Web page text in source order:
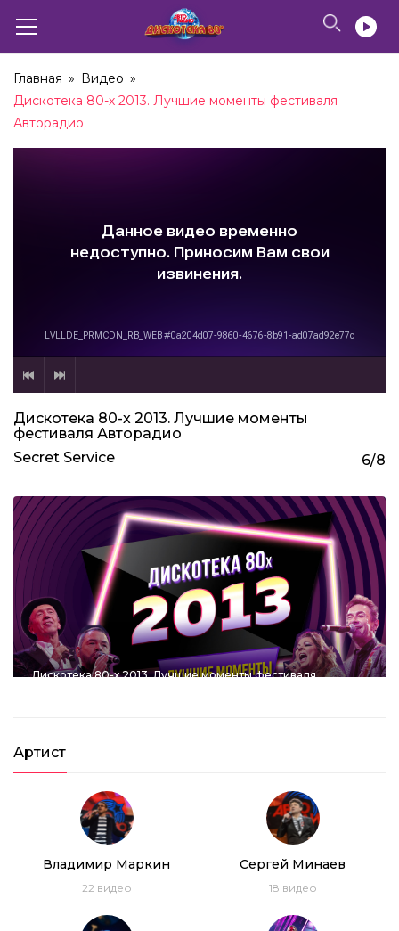
Главная » Видео »
Дискотека 80-х 2013. Лучшие моменты фестиваля
Авторадио
Дискотека 80-х 2013. Лучшие моменты
фестиваля Авторадио
Secret Service
6/8
Secret Service – Ten O’Clock Postman (2016)
03:21
Дискотека 80-х 2018. Лучшие моменты
Дискотека 80-х 2013. Лучшие моменты фестиваля
03:49:15
TOP HITS OF THE DISCO 80’s: UB40, Alphaville,
Smokie, Dschinghis Khan, Londonbeat, Joy
Артист
Владимир Маркин
22 видео
Сергей Минаев
18 видео